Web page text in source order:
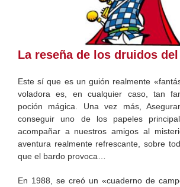
La reseña de los druidos
Este sí que es un guión realmente
voladora es, en cualquier caso, tan
poción mágica. Una vez más,
conseguir uno de los papeles
acompañar a nuestros amigos al
aventura realmente refrescante, sobre
que el bardo provoca…
En 1988, se creó un «cuaderno de